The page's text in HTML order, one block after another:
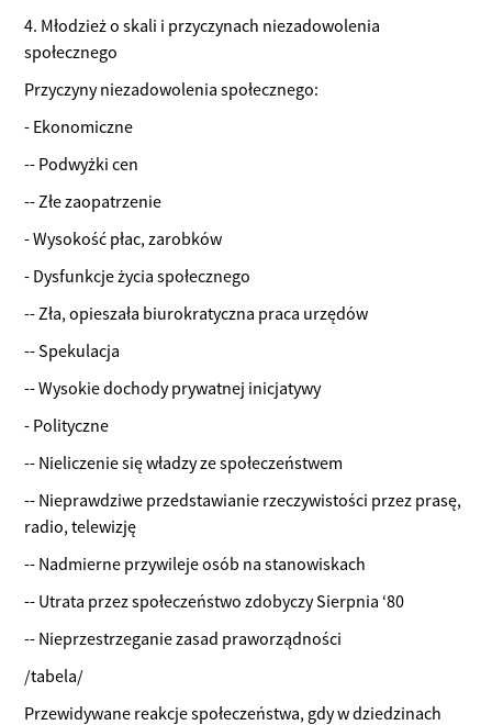
4. Młodzież o skali i przyczynach niezadowolenia
społecznego
Przyczyny niezadowolenia społecznego:
- Ekonomiczne
-- Podwyżki cen
-- Złe zaopatrzenie
- Wysokość płac, zarobków
- Dysfunkcje życia społecznego
-- Zła, opieszała biurokratyczna praca urzędów
-- Spekulacja
-- Wysokie dochody prywatnej inicjatywy
- Polityczne
-- Nieliczenie się władzy ze społeczeństwem
-- Nieprawdziwe przedstawianie rzeczywistości przez prasę,
radio, telewizję
-- Nadmierne przywileje osób na stanowiskach
-- Utrata przez społeczeństwo zdobyczy Sierpnia ‘80
-- Nieprzestrzeganie zasad praworządności
/tabela/
Przewidywane reakcje społeczeństwa, gdy w dziedzinach